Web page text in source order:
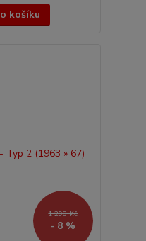
košíku
1 298 Kč
- 8 %